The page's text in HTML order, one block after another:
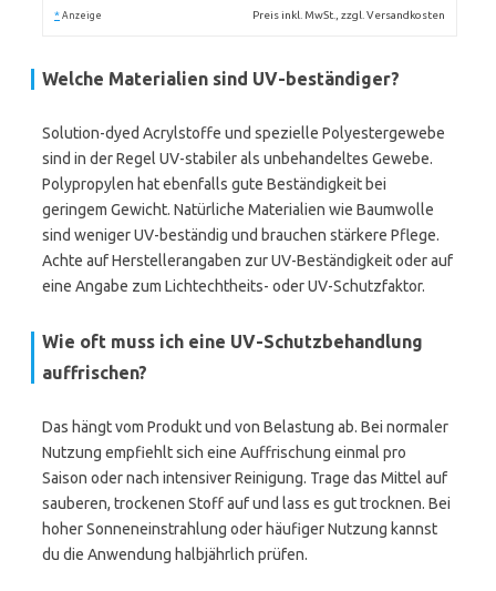
* Anzeige Preis inkl. MwSt., zzgl. Versandkosten
Welche Materialien sind UV-beständiger?
Solution-dyed Acrylstoffe und spezielle Polyestergewebe
sind in der Regel UV-stabiler als unbehandeltes Gewebe.
Polypropylen hat ebenfalls gute Beständigkeit bei
geringem Gewicht. Natürliche Materialien wie Baumwolle
sind weniger UV-beständig und brauchen stärkere Pflege.
Achte auf Herstellerangaben zur UV-Beständigkeit oder auf
eine Angabe zum Lichtechtheits- oder UV-Schutzfaktor.
Wie oft muss ich eine UV-Schutzbehandlung
auffrischen?
Das hängt vom Produkt und von Belastung ab. Bei normaler
Nutzung empfiehlt sich eine Auffrischung einmal pro
Saison oder nach intensiver Reinigung. Trage das Mittel auf
sauberen, trockenen Stoff auf und lass es gut trocknen. Bei
hoher Sonneneinstrahlung oder häufiger Nutzung kannst
du die Anwendung halbjährlich prüfen.